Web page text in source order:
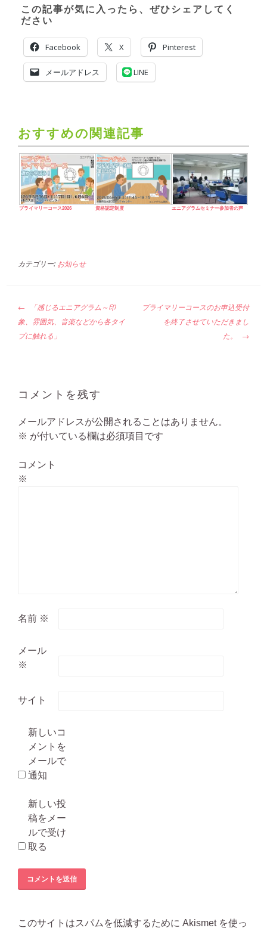
この記事が気に入ったら、ぜひシェアしてく
ださい
Facebook X Pinterest
メールアドレス LINE
おすすめの関連記事
プライマリーコース2026 資格認定制度 エニアグラムセミナー参加者の声
カテゴリー: お知らせ
投
稿
ナ
シ
ン
「感じるエニアグラム～印
象、雰囲気、音楽などから各タイ
プに触れる」
プライマリーコースのお申込受付
を終了させていただきまし
た。
コメントを残す
メールアドレスが公開されることはありません。
※ が付いている欄は必須項目です
コメント
※
名前 ※
メール
※
サイト
新しいコ
メントを
メールで
通知
新しい投
稿をメー
ルで受け
取る
このサイトはスパムを低減するために Akismet を使っ